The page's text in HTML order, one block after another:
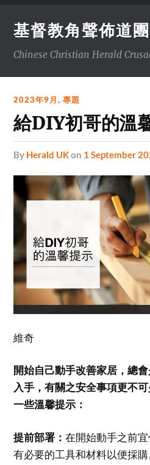
基督教角聲佈道
Chinese Christian Herald
2023年9月,專題
給DIY初哥的溫
by Herald UKon 1 September
維奇
開始自己動手改善家居，總
入手，有關之安全事項更不
一些溫馨提示：
提前部署：在開始動手之前
有必要的工具和材料以便採購